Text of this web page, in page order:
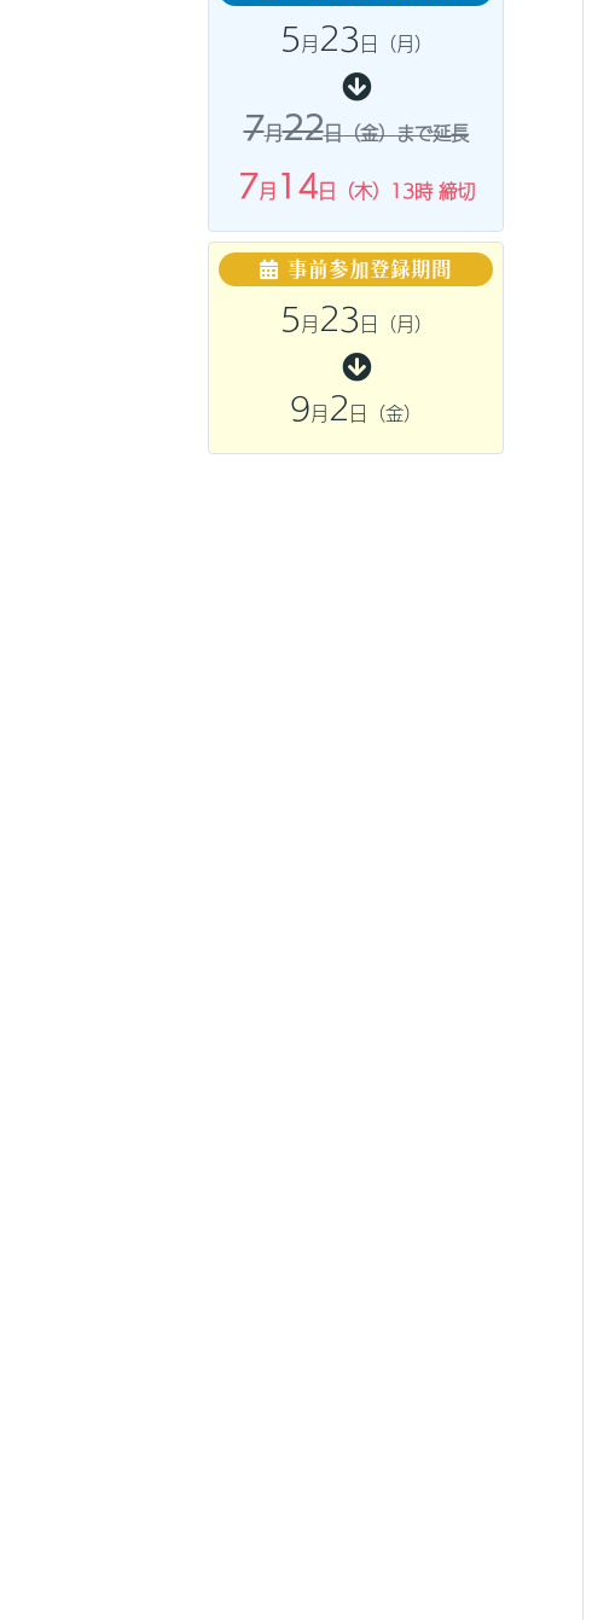
5 月 23 日（月）
7月22日（金）まで延長
7月 14日（木）13時 締切
事前参加登録期間
5 月 23 日（月）
9 月 2 日（金）